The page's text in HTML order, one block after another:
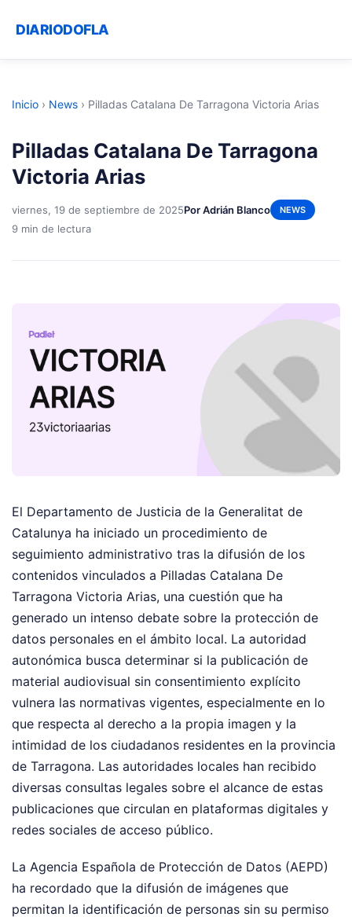
DIARIODOFLA
Inicio › News › Pilladas Catalana De Tarragona Victoria Arias
Pilladas Catalana De Tarragona
Victoria Arias
viernes, 19 de septiembre de 2025Por Adrián Blanco NEWS
9 min de lectura
El Departamento de Justicia de la Generalitat de
Catalunya ha iniciado un procedimiento de
seguimiento administrativo tras la difusión de los
contenidos vinculados a Pilladas Catalana De
Tarragona Victoria Arias, una cuestión que ha
generado un intenso debate sobre la protección de
datos personales en el ámbito local. La autoridad
autonómica busca determinar si la publicación de
material audiovisual sin consentimiento explícito
vulnera las normativas vigentes, especialmente en lo
que respecta al derecho a la propia imagen y la
intimidad de los ciudadanos residentes en la provincia
de Tarragona. Las autoridades locales han recibido
diversas consultas legales sobre el alcance de estas
publicaciones que circulan en plataformas digitales y
redes sociales de acceso público.
La Agencia Española de Protección de Datos (AEPD)
ha recordado que la difusión de imágenes que
permitan la identificación de personas sin su permiso